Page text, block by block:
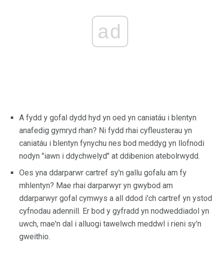
ad
A fydd y gofal dydd hyd yn oed yn caniatáu i blentyn
anafedig gymryd rhan? Ni fydd rhai cyfleusterau yn
caniatáu i blentyn fynychu nes bod meddyg yn llofnodi
nodyn "iawn i ddychwelyd" at ddibenion atebolrwydd.
Oes yna ddarparwr cartref sy'n gallu gofalu am fy
mhlentyn? Mae rhai darparwyr yn gwybod am
ddarparwyr gofal cymwys a all ddod i'ch cartref yn ystod
cyfnodau adennill. Er bod y gyfradd yn nodweddiadol yn
uwch, mae'n dal i alluogi tawelwch meddwl i rieni sy'n
gweithio.